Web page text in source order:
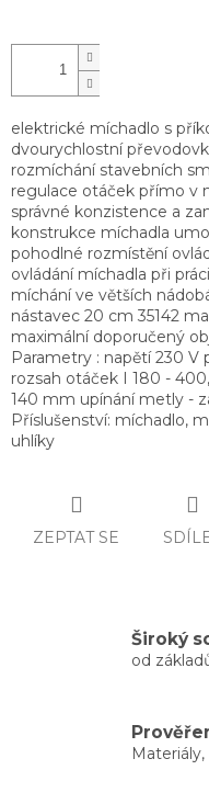
elektrické míchadlo s
dvourychlostní
rozmíchání stavebních
regulace otáček přímo v
správné konzistence a
konstrukce míchadla
pohodlné rozmístění
ovládání míchadla při
míchání ve větších
nástavec 20 cm 35142
maximální doporučený
Parametry : napětí 230 V
rozsah otáček I 180 -
140 mm upínání metly -
Příslušenství: míchadlo,
uhlíky
ZEPTAT SE
Široký
od